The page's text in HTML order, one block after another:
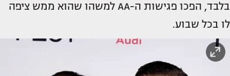
בלבד, הפכו פגישות ה-AA למשהו שהוא ממש ציפה
לו בכל שבוע.